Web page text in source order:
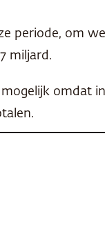
periode, om
miljard.
omdat